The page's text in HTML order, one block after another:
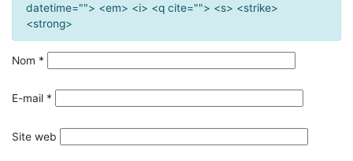
datetime=""> <em> <i> <q cite=""> <s> <strike>
<strong>
Nom *
E-mail *
Site web